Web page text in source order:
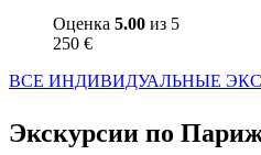
Оценка 5.00 из 5
250 €
ВСЕ ИНДИВИДУАЛЬНЫЕ
Экскурсии по